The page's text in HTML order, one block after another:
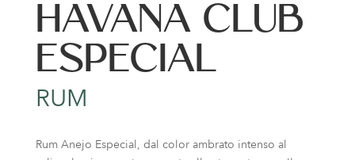
HAVANA CLUB
ESPECIAL
RUM
Rum Anejo Especial, dal color ambrato intenso al